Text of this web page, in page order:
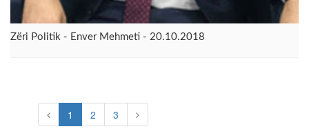
Zëri Politik - Enver Mehmeti - 20.10.2018
1 2 3